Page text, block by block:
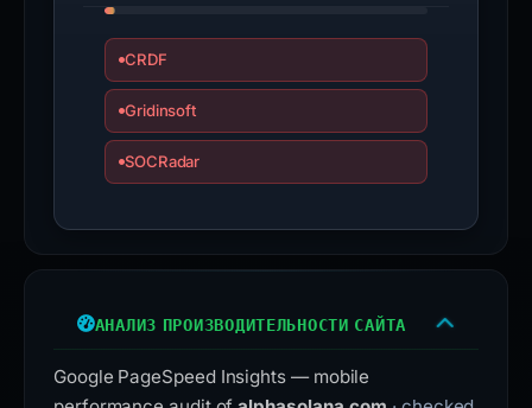
CRDF
Gridinsoft
SOCRadar
АНАЛИЗ ПРОИЗВОДИТЕЛЬНОСТИ САЙТА
Google PageSpeed Insights — mobile